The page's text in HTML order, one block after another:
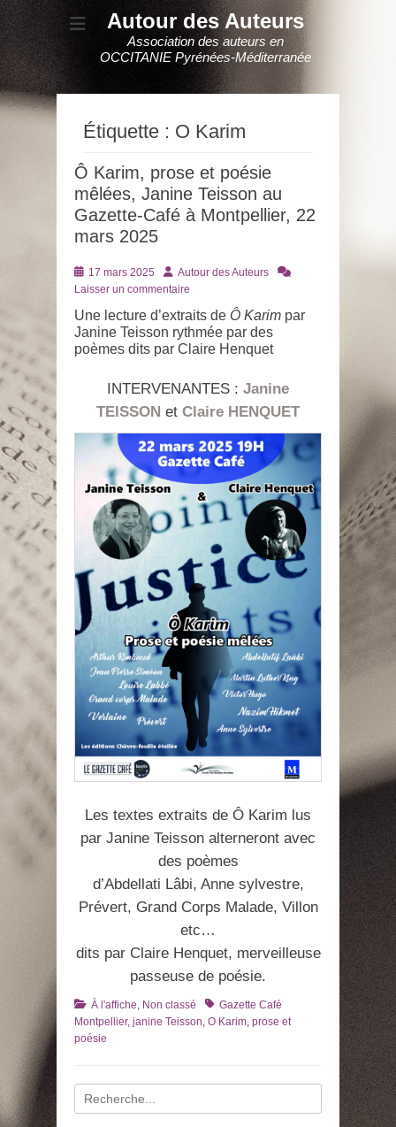
Autour des Auteurs
Association des auteurs en
OCCITANIE Pyrénées-Méditerranée
Étiquette : O Karim
Ô Karim, prose et poésie
mêlées, Janine Teisson au
Gazette-Café à Montpellier, 22
mars 2025
Posté
le
17 mars 2025 AuteurAutour des Auteurs
Laisser un commentaire
Une lecture d’extraits de Ô Karim par
Janine Teisson rythmée par des
poèmes dits par Claire Henquet
INTERVENANTES : Janine
TEISSON et Claire HENQUET
Les textes extraits de Ô Karim lus
par Janine Teisson alterneront avec
des poèmes
d’Abdellati Lâbi, Anne sylvestre,
Prévert, Grand Corps Malade, Villon
etc…
dits par Claire Henquet, merveilleuse
passeuse de poésie.
Catégories
À l'affiche Non classé TagsGazette Café
Montpellier, janine Teisson O Karim prose et
poésie
Recherche
pour